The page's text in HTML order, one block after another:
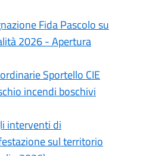
Fida Pascolo su
2026 - Apertura
Sportello CIE
incendi boschivi
interventi di
sul territorio